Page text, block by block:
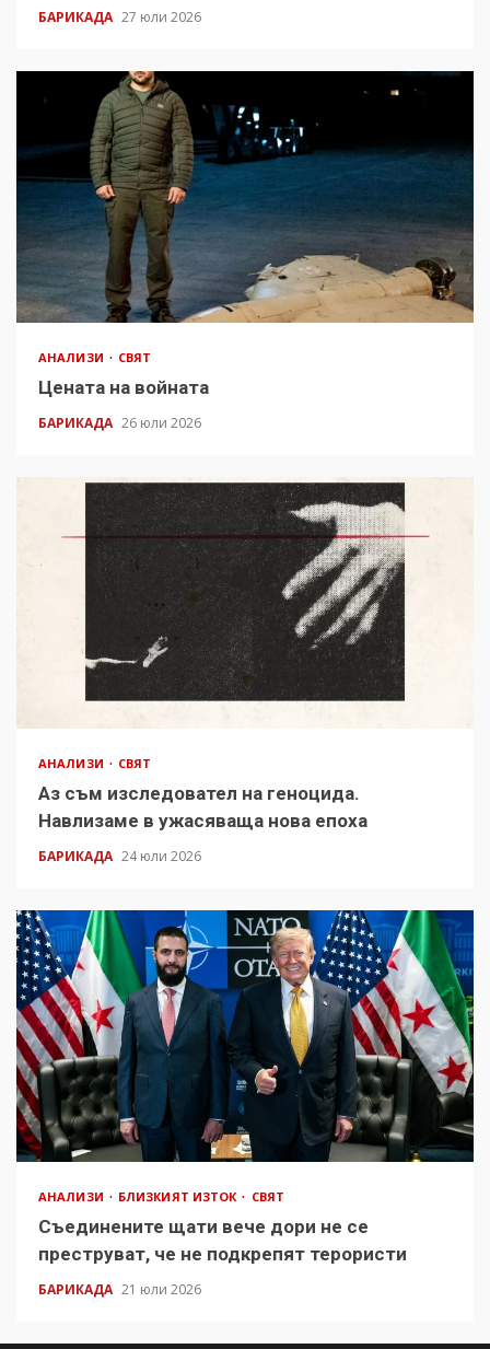
БАРИКАДА 27 юли 2026
АНАЛИЗИ СВЯТ
Цената на войната
БАРИКАДА 26 юли 2026
АНАЛИЗИ СВЯТ
Аз съм изследовател на геноцида.
Навлизаме в ужасяваща нова епоха
БАРИКАДА 24 юли 2026
АНАЛИЗИ БЛИЗКИЯТ ИЗТОК СВЯТ
Съединените щати вече дори не се
преструват, че не подкрепят терористи
БАРИКАДА 21 юли 2026